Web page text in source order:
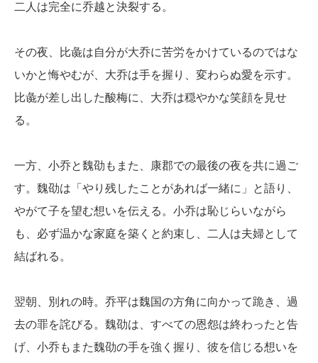
二人は完全に乔越と決裂する。
その夜、比彘は自分が大乔に苦労をかけているのではな
いかと悔やむが、大乔は手を握り、変わらぬ愛を示す。
比彘が差し出した酸梅に、大乔は穏やかな笑顔を見せ
る。
一方、小乔と魏劭もまた、康郡での最後の夜を共に過ご
す。魏劭は「やり残したことがあれば一緒に」と語り、
やがて子を望む想いを伝える。小乔は恥じらいながら
も、必ず温かな家庭を築くと約束し、二人は夫婦として
結ばれる。
翌朝、別れの時。乔平は魏国の方角に向かって跪き、過
去の罪を詫びる。魏劭は、すべての恩怨は終わったと告
げ、小乔もまた魏劭の手を強く握り、彼を信じる想いを